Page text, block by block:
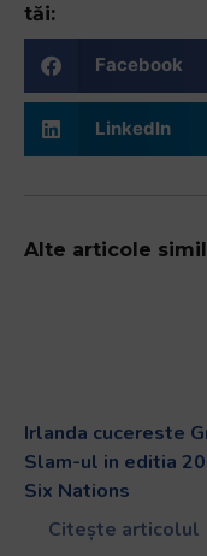
tăi:
Facebook
LinkedIn
Alte articole
Irlanda cucereste
Slam-ul in editia
Six Nations
Citește articolul